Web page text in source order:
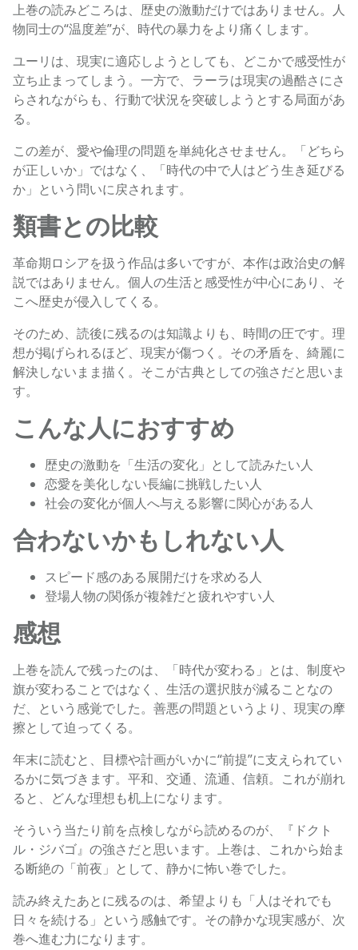
上巻の読みどころは、歴史の激動だけではありません。人
物同士の“温度差”が、時代の暴力をより痛くします。
ユーリは、現実に適応しようとしても、どこかで感受性が
立ち止まってしまう。一方で、ラーラは現実の過酷さにさ
らされながらも、行動で状況を突破しようとする局面があ
る。
この差が、愛や倫理の問題を単純化させません。「どちら
が正しいか」ではなく、「時代の中で人はどう生き延びる
か」という問いに戻されます。
類書との比較
革命期ロシアを扱う作品は多いですが、本作は政治史の解
説ではありません。個人の生活と感受性が中心にあり、そ
こへ歴史が侵入してくる。
そのため、読後に残るのは知識よりも、時間の圧です。理
想が掲げられるほど、現実が傷つく。その矛盾を、綺麗に
解決しないまま描く。そこが古典としての強さだと思いま
す。
こんな人におすすめ
歴史の激動を「生活の変化」として読みたい人
恋愛を美化しない長編に挑戦したい人
社会の変化が個人へ与える影響に関心がある人
合わないかもしれない人
スピード感のある展開だけを求める人
登場人物の関係が複雑だと疲れやすい人
感想
上巻を読んで残ったのは、「時代が変わる」とは、制度や
旗が変わることではなく、生活の選択肢が減ることなの
だ、という感覚でした。善悪の問題というより、現実の摩
擦として迫ってくる。
年末に読むと、目標や計画がいかに“前提”に支えられてい
るかに気づきます。平和、交通、流通、信頼。これが崩れ
ると、どんな理想も机上になります。
そういう当たり前を点検しながら読めるのが、『ドクト
ル・ジバゴ』の強さだと思います。上巻は、これから始ま
る断絶の「前夜」として、静かに怖い巻でした。
読み終えたあとに残るのは、希望よりも「人はそれでも
日々を続ける」という感触です。その静かな現実感が、次
巻へ進む力になります。